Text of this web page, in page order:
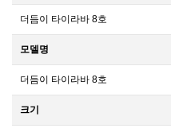
더듬이 타이라바 8호
모델명
더듬이 타이라바 8호
크기